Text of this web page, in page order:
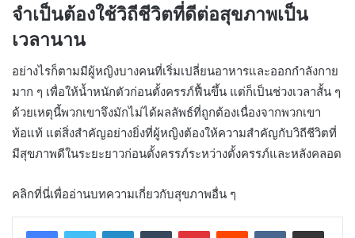
จำเป็นต้องใช้วิถีชีวิตที่ดีต่อสุขภาพเป็น
เวลานาน
อย่างไรก็ตามมีผู้หญิงบางคนที่เริ่มเปลี่ยนอาหารและออกกำลังกาย
มาก ๆ เพื่อให้น้ำหนักตัวก่อนตั้งครรภ์ฟื้นขึ้น แต่ก็เป็นช่วงเวลาสั้น ๆ
ด้วยเหตุนี้พวกเขาจึงมักไม่ได้ผลลัพธ์ที่ถูกต้องเนื่องจากพวกเขา
ท้อแท้ แต่สิ่งสำคัญอย่างยิ่งที่ผู้หญิงต้องให้ความสำคัญกับวิถีชีวิตที่
มีสุขภาพดีในระยะยาวก่อนตั้งครรภ์ระหว่างตั้งครรภ์และหลังคลอด
คลิกที่นี่เพื่ออ่านบทความเกี่ยวกับสุขภาพอื่น ๆ
LinkedInTumblr PinterestReddit VKontakteShare via Email